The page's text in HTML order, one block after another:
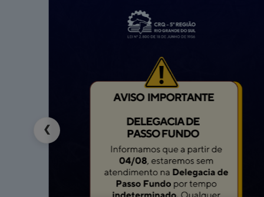
PEDIDOS DE APOIO E PATROCÍNIO
Os pedidos de Apoio e Patrocínio, antes
❮